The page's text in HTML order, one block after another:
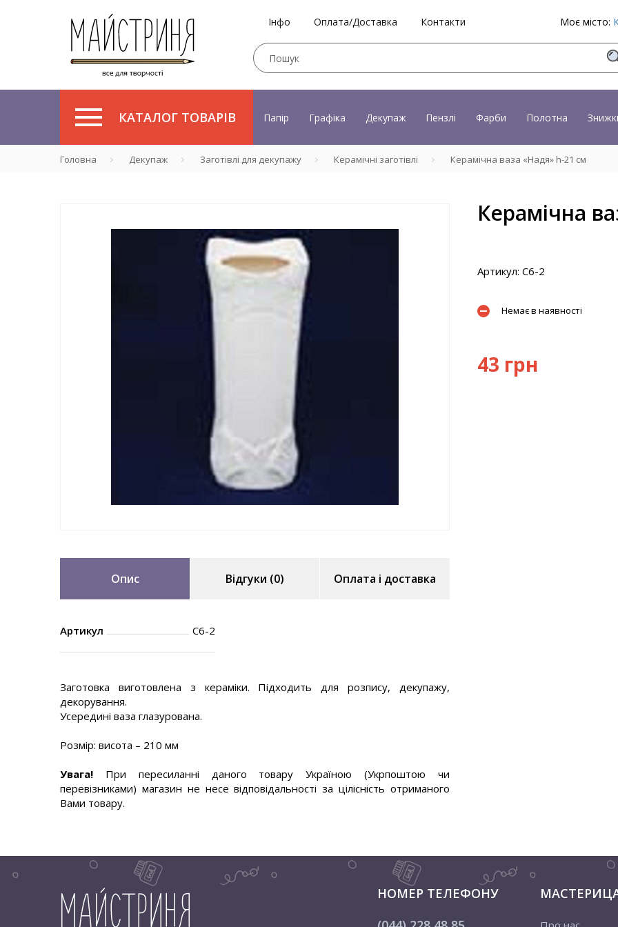
Інфо Оплата/Доставка Контакти Моє місто:
КАТАЛОГ ТОВАРІВ Папір Графіка Декупаж Пензлі Фарби Полотна
Головна Декупаж Заготівлі для декупажу Керамічні заготівлі Керамічна ваза «Надя» h-21 см
Опис Відгуки (0) Оплата і доставка
Артикул С6-2
Заготовка виготовлена з кераміки. Підходить для розпису, декупажу,
декорування.
Усередині ваза глазурована.
Розмір: висота – 210 мм
Увага! При пересиланні даного товару Україною (Укрпоштою чи
перевізниками) магазин не несе відповідальності за цілісність отриманого
Вами товару.
Керамічна
Артикул: С6-2
Немає в наявності
43 грн
НОМЕР ТЕЛЕФОНУ